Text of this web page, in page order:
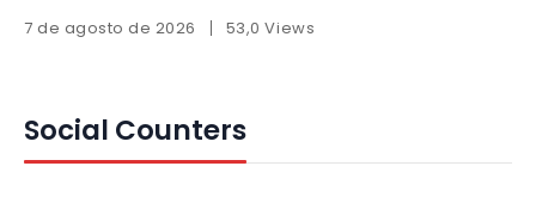
7 de agosto de 2026 53,0 Views
Social Counters